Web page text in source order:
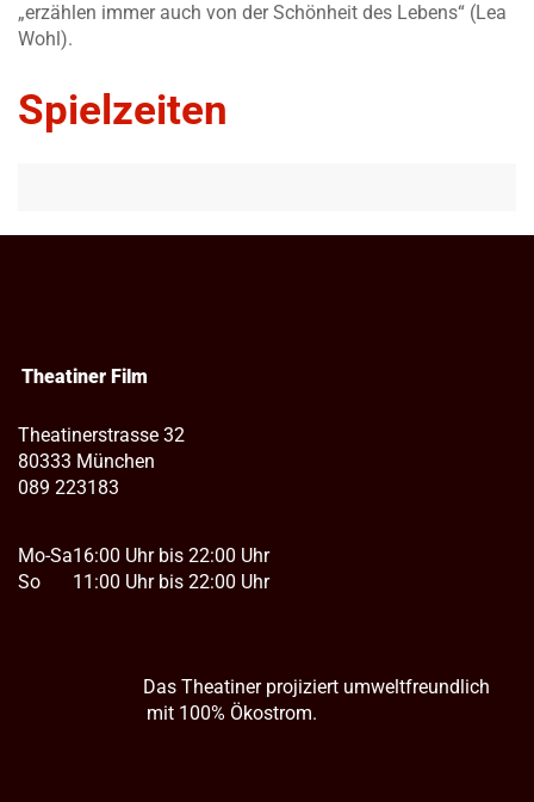
„erzählen immer auch von der Schönheit des Lebens“ (Lea
Wohl).
Spielzeiten
Theatiner Film
Theatinerstrasse 32
80333 München
089 223183
Mo-Sa
So
16:00 Uhr bis 22:00 Uhr
11:00 Uhr bis 22:00 Uhr
Das Theatiner projiziert umweltfreundlich
mit 100% Ökostrom.